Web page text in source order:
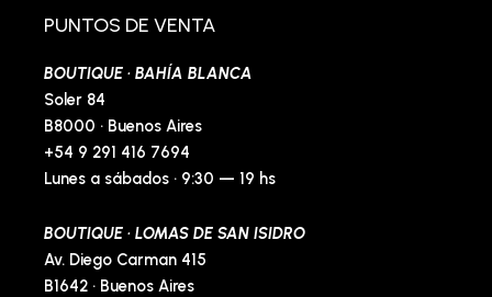
o
k
f
PUNTOS DE VENTA
BOUTIQUE · BAHÍA BLANCA
Soler 84
B8000 · Buenos Aires
+54 9 291 416 7694
Lunes a sábados · 9:30 — 19 hs
BOUTIQUE · LOMAS DE SAN ISIDRO
Av. Diego Carman 415
B1642 · Buenos Aires